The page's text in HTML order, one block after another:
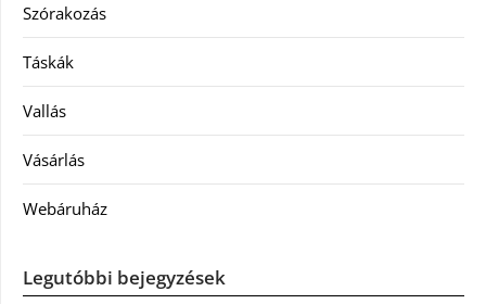
Szórakozás
Táskák
Vallás
Vásárlás
Webáruház
Legutóbbi bejegyzések